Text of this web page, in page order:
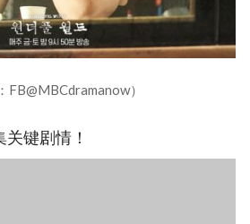
FB@MBCdramanow）
键剧情！